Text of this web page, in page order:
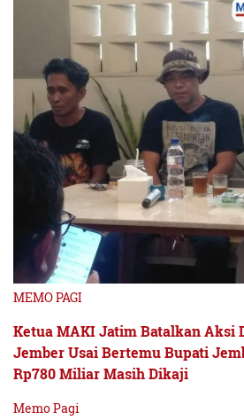
MEMO PAGI
Ketua MAKI Jatim Batalkan Aksi
Jember Usai Bertemu Bupati
Rp780 Miliar Masih Dikaji
Memo Pagi